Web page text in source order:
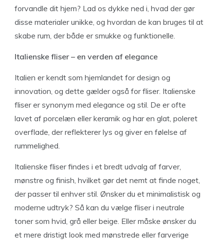
forvandle dit hjem? Lad os dykke ned i, hvad der gør
disse materialer unikke, og hvordan de kan bruges til at
skabe rum, der både er smukke og funktionelle.
Italienske fliser – en verden af elegance
Italien er kendt som hjemlandet for design og
innovation, og dette gælder også for fliser. Italienske
fliser er synonym med elegance og stil. De er ofte
lavet af porcelæn eller keramik og har en glat, poleret
overflade, der reflekterer lys og giver en følelse af
rummelighed.
Italienske fliser findes i et bredt udvalg af farver,
mønstre og finish, hvilket gør det nemt at finde noget,
der passer til enhver stil. Ønsker du et minimalistisk og
moderne udtryk? Så kan du vælge fliser i neutrale
toner som hvid, grå eller beige. Eller måske ønsker du
et mere dristigt look med mønstrede eller farverige